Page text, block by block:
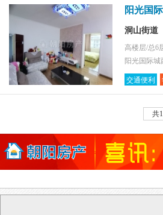
阳光国
洞山街道
高楼层/总6
阳光国际城
交通便利
共